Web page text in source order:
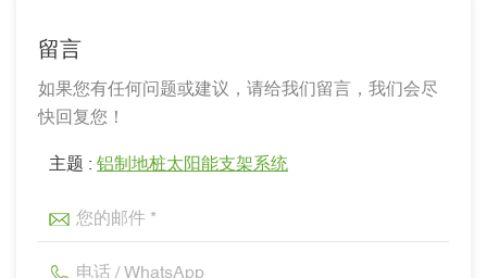
留言
如果您有任何问题或建议，请给我们留言，我们会尽
快回复您！
主题 : 铝制地桩太阳能支架系统